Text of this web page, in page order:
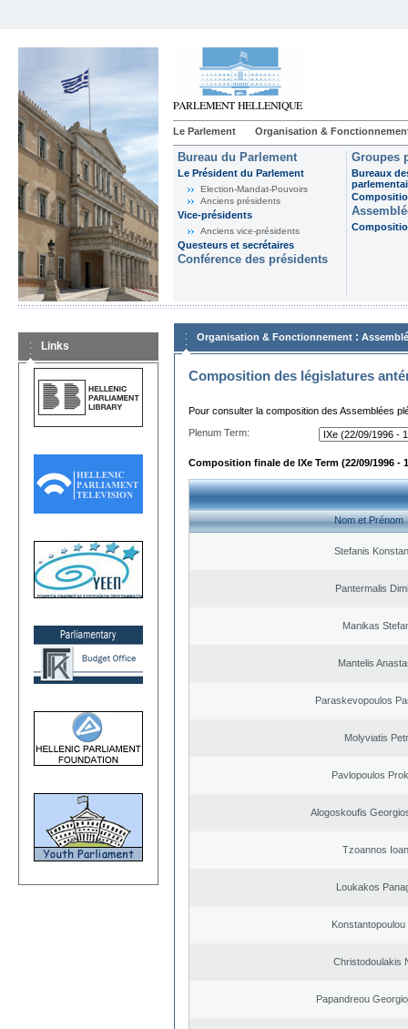
Le Parlement Organisation &
Bureau du Parlement
Le Président du Parlement
Election-Mandat-Pouvoirs
Anciens présidents
Vice-présidents
Anciens vice-présidents
Questeurs et secrétaires
Conférence des présidents
Groupes
Bureaux
Links
Organisation & Fonctionnement :
Composition des législatures
Pour consulter la composition des Assemblées
Plenum Term:
Composition finale de IXe Term (22/09/1996 -
Nom et Prénom
Stefanis
Pantermalis
Manikas
Mantelis
Paraskevopoulos
Molyviatis
Pavlopoulos
Alogoskoufis
Tzoannos
Loukakos
Konstantopoulou
Christodoulakis
Papandreou